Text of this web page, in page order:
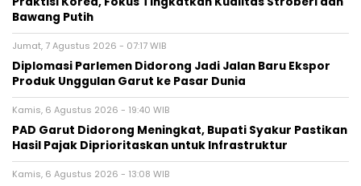
Bawang Putih
Jumat, 7 Agustus 2026 - 07:17 WIB
Diplomasi Parlemen Didorong Jadi Jalan Baru Ekspor
Produk Unggulan Garut ke Pasar Dunia
Kamis, 6 Agustus 2026 - 19:40 WIB
PAD Garut Didorong Meningkat, Bupati Syakur Pastikan
Hasil Pajak Diprioritaskan untuk Infrastruktur
Kamis, 6 Agustus 2026 - 13:08 WIB